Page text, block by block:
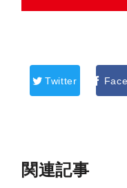
Twitter
関連記事